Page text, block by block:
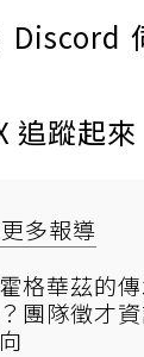
追蹤起來
多報導
霍格華茲的
團隊徵才